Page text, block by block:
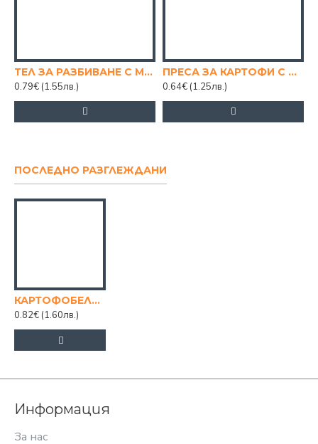
ТЕЛ ЗА РАЗБИВАНЕ С МЕТАЛНА ДРЪЖКА
0.79€ (1.55лв.)
ПРЕСА ЗА КАРТОФИ С ДЪРВНА ДРЪЖКА
0.64€ (1.25лв.)
ПОСЛЕДНО РАЗГЛЕЖДАНИ
КАРТОФОБЕЛАЧКА 3121
0.82€ (1.60лв.)
Информация
За нас